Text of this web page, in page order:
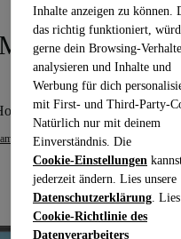
Inhalte anzeigen zu können.
das richtig funktioniert,
gerne dein Browsing-
analysieren und Inhalte und
Werbung für dich
mit First- und Third-Party-
Natürlich nur mit deinem
Einverständnis. Die
Cookie-Einstellungen
jederzeit ändern. Lies unsere
Datenschutzerklärung.
Cookie-Richtlinie des
Datenverarbeiters
X20 | i7-
| IT